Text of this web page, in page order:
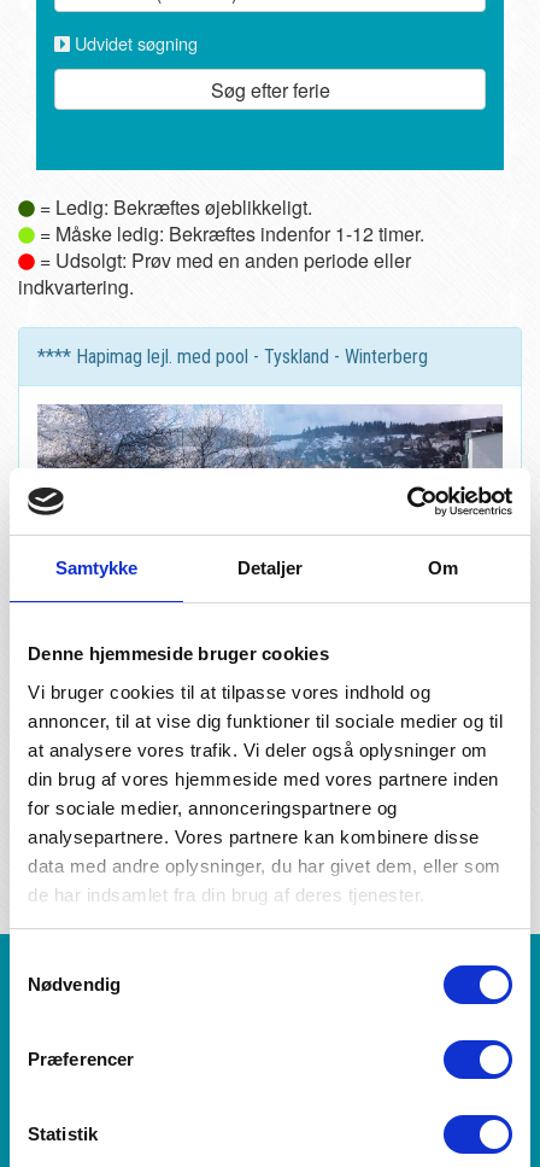
Samtykke Detaljer Om
Denne hjemmeside bruger cookies
Vi bruger cookies til at tilpasse vores indhold og
annoncer, til at vise dig funktioner til sociale medier og til
at analysere vores trafik. Vi deler også oplysninger om
din brug af vores hjemmeside med vores partnere inden
for sociale medier, annonceringspartnere og
analysepartnere. Vores partnere kan kombinere disse
data med andre oplysninger, du har givet dem, eller som
de har indsamlet fra din brug af deres tjenester.
Nødvendig
Præferencer
Statistik
Udvidet søgning
Søg efter ferie
= Ledig: Bekræftes øjeblikkeligt.
= Måske ledig: Bekræftes indenfor 1-12 timer.
= Udsolgt: Prøv med en anden periode eller
indkvartering.
**** Hapimag lejl. med pool - Tyskland - Winterberg
Uge 47 / 2026 - ophold fra den 16/11 til 18/11 - 2
overnatninger
2-værelses lejlighed - 2 pers. - Inklusiv 2 dages liftkort
Samlet pris for 2 personer:7.036 DKK Beregn mere / Book
her